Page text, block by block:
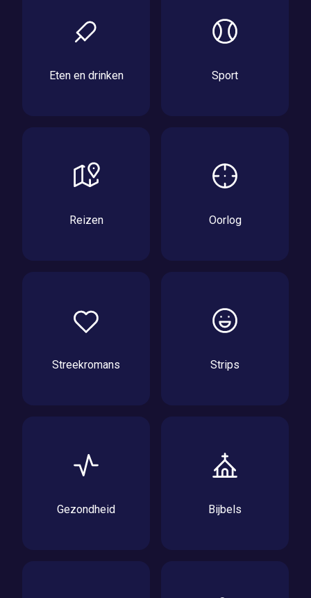
Eten en drinken Sport
Reizen Oorlog
Streekromans Strips
Gezondheid Bijbels